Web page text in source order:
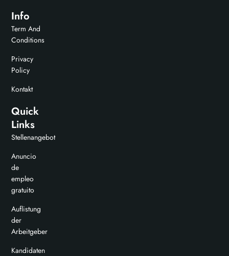
Info
Term And
Conditions
Privacy
Policy
Kontakt
Quick
Links
Stellenangebot
Anuncio
de
empleo
gratuito
Auflistung
der
Arbeitgeber
Kandidaten